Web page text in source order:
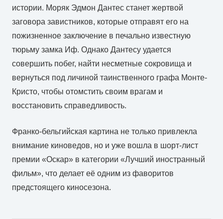
истории. Моряк Эдмон Дантес станет жертвой
заговора завистников, которые отправят его на
пожизненное заключение в печально известную
тюрьму замка Иф. Однако Дантесу удается
совершить побег, найти несметные сокровища и
вернуться под личиной таинственного графа Монте-
Кристо, чтобы отомстить своим врагам и
восстановить справедливость.
Франко-бельгийская картина не только привлекла
внимание киноведов, но и уже вошла в шорт-лист
премии «Оскар» в категории «Лучший иностранный
фильм», что делает её одним из фаворитов
предстоящего киносезона.